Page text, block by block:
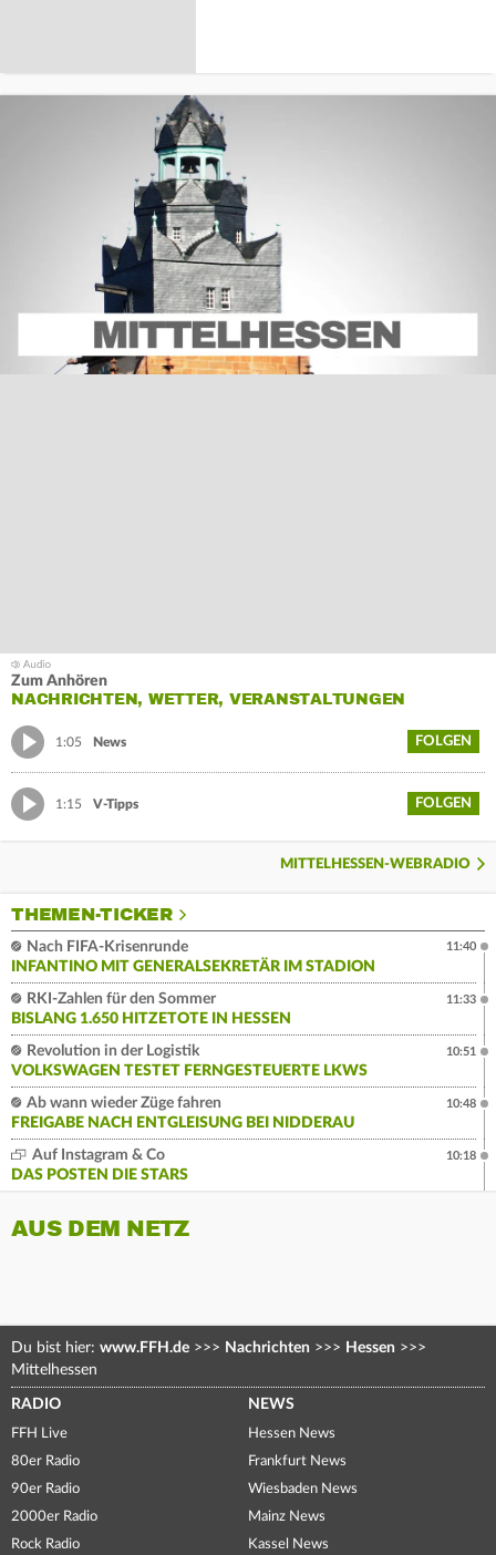
Zum Anhören
NACHRICHTEN, WETTER, VERANSTALTUNGEN
1:05 News FOLGEN
1:15 V-Tipps FOLGEN
MITTELHESSEN-WEBRADIO
THEMEN-TICKER
Nach FIFA-Krisenrunde
INFANTINO MIT GENERALSEKRETÄR IM STADION
11:40
RKI-Zahlen für den Sommer
BISLANG 1.650 HITZETOTE IN HESSEN
11:33
Revolution in der Logistik
VOLKSWAGEN TESTET FERNGESTEUERTE LKWS
10:51
Ab wann wieder Züge fahren
FREIGABE NACH ENTGLEISUNG BEI NIDDERAU
10:48
Auf Instagram & Co
DAS POSTEN DIE STARS
10:18
AUS DEM NETZ
Du bist hier: www.FFH.de >>> Nachrichten >>> Hessen >>>
Mittelhessen
RADIO
FFH Live
80er Radio
90er Radio
2000er Radio
Rock Radio
NEWS
Hessen News
Frankfurt News
Wiesbaden News
Mainz News
Kassel News